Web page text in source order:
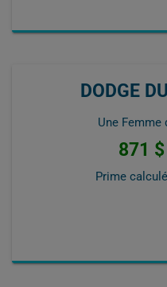
DODGE
Une Femme
871
Prime